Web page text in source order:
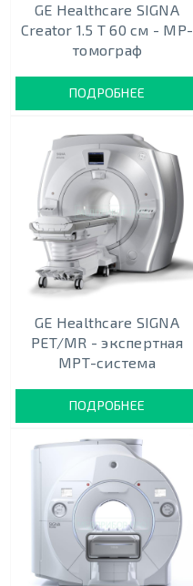
GE Healthcare SIGNA
Creator 1.5 Т 60 см - МР-
томограф
ПОДРОБНЕЕ
GE Healthcare SIGNA
PET/MR - экспертная
МРТ-система
ПОДРОБНЕЕ